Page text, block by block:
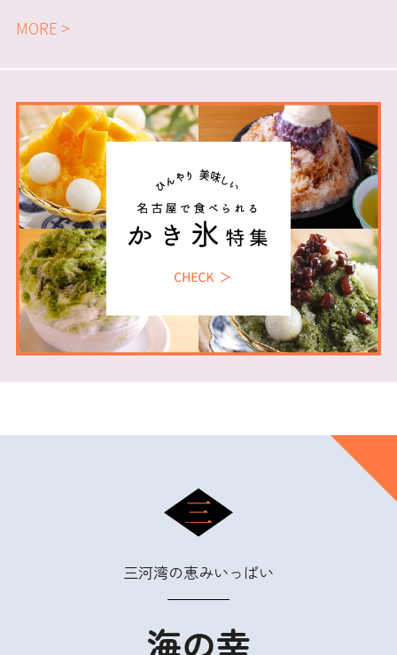
MORE >
海の幸
三河湾の恵みいっぱい